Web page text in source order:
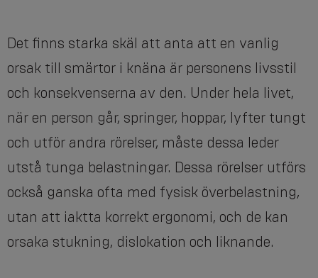
Det finns starka skäl att anta att en vanlig
orsak till smärtor i knäna är personens livsstil
och konsekvenserna av den. Under hela livet,
när en person går, springer, hoppar, lyfter tungt
och utför andra rörelser, måste dessa leder
utstå tunga belastningar. Dessa rörelser utförs
också ganska ofta med fysisk överbelastning,
utan att iaktta korrekt ergonomi, och de kan
orsaka stukning, dislokation och liknande.